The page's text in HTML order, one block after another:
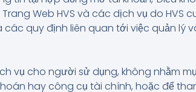
Web HVS và các dịch vụ do HVS
quy định liên quan tới việc quản lý
vụ cho người sử dụng, không nhằm
hay công cụ tài chính, hoặc để